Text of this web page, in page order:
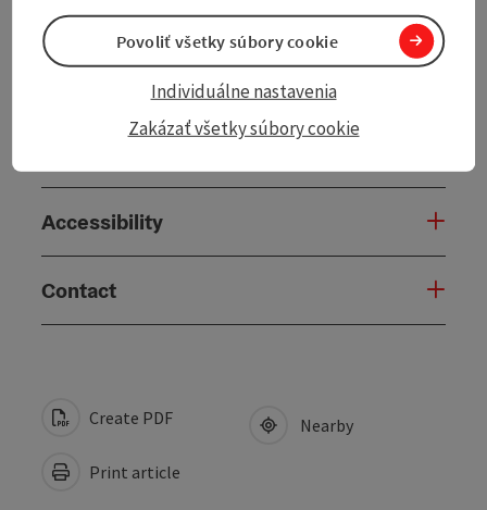
Along the trail
Accessibility
Contact
Create PDF
Print article
Nearby
Zakázať všetky súbory cookie
Individuálne nastavenia
Povoliť všetky súbory cookie